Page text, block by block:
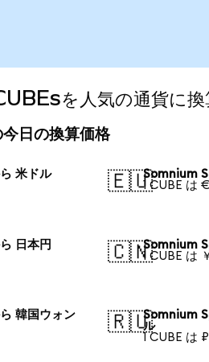
を人気の通貨に換
日の換算価格
米ドル
🇪🇺Somnium
1 CUBE は
日本円
🇨🇳Somnium
1 CUBE は
韓国ウォン
🇷🇺Somnium
ル
1 CUBE は